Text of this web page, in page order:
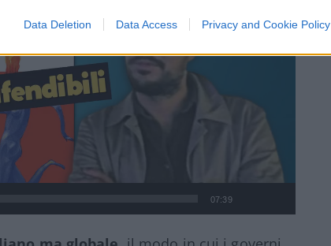
Data Deletion Data Access Privacy and Cookie Policy
07:39